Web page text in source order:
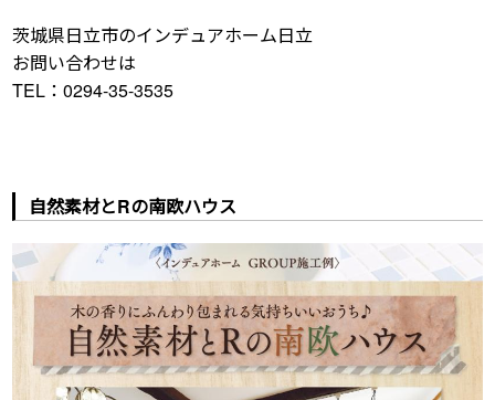
茨城県日立市のインデュアホーム日立
お問い合わせは
TEL：0294-35-3535
自然素材とRの南欧ハウス